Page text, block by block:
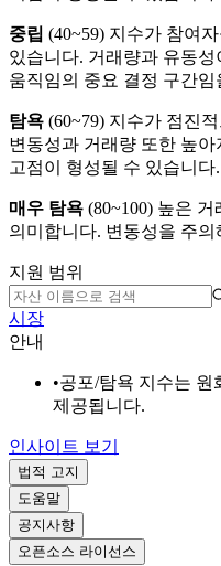
중립 (40~59) 지수가 참여
있습니다. 거래량과 유동
움직임의 중요 결정 구간임
탐욕 (60~79) 지수가 점진
변동성과 거래량 또한 높
고점이 형성될 수 있습니다.
매우 탐욕 (80~100) 높은 거
의미합니다. 변동성을 주의
지원 범위
시장
안내
•공포/탐욕 지수는 원
제공됩니다.
인사이트 보기
법적 고지
도움말
공지사항
오픈소스 라이선스